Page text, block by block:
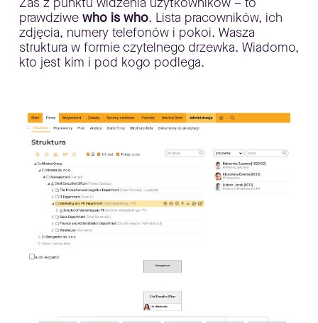
prawdziwe who is who. Lista pracowników, ich
zdjęcia, numery telefonów i pokoi. Wasza
struktura w formie czytelnego drzewka. Wiadomo,
kto jest kim i pod kogo podlega.